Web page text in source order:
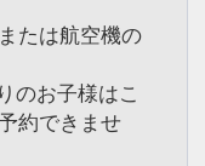
たは航空機の
のお子様はこ
約できませ